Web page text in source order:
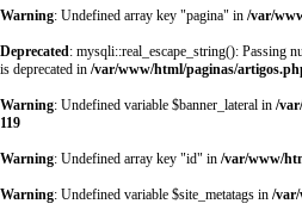
Warning: Undefined array key "pagina" in /var/
Deprecated: mysqli::real_escape_string(): Passing
is deprecated in /var/www/html/paginas/
Warning: Undefined variable $banner_lateral in /
119
Warning: Undefined array key "id" in /var/www/
Warning: Undefined variable $site_metatags in /